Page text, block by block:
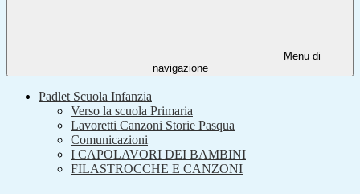
Menu di
navigazione
Padlet Scuola Infanzia
Verso la scuola Primaria
Lavoretti Canzoni Storie Pasqua
Comunicazioni
I CAPOLAVORI DEI BAMBINI
FILASTROCCHE E CANZONI